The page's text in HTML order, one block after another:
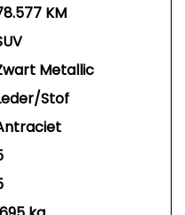
KM
Metallic
Stof